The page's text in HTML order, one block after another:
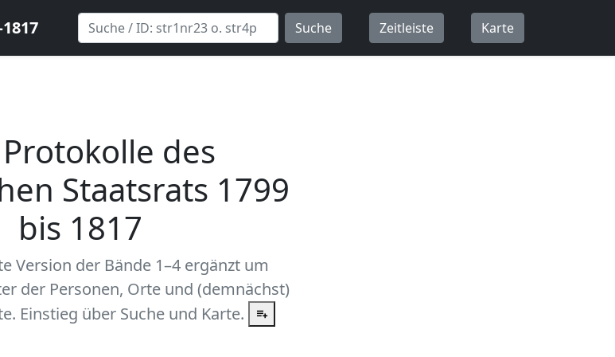
Suche Zeitleiste Karte
des
Staatsrats 1799
bis 1817
Version der Bände 1–4 ergänzt um
der Personen, Orte und (demnächst)
Einstieg über Suche und Karte.